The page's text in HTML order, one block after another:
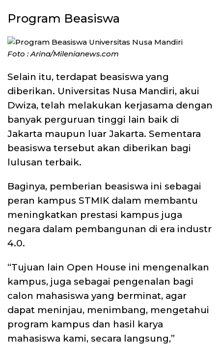
Program Beasiswa
Foto : Arina/Milenianews.com
Selain itu, terdapat beasiswa yang
diberikan. Universitas Nusa Mandiri, akui
Dwiza, telah melakukan kerjasama dengan
banyak perguruan tinggi lain baik di
Jakarta maupun luar Jakarta. Sementara
beasiswa tersebut akan diberikan bagi
lulusan terbaik.
Baginya, pemberian beasiswa ini sebagai
peran kampus STMIK dalam membantu
meningkatkan prestasi kampus juga
negara dalam pembangunan di era industr
4.0.
“Tujuan lain Open House ini mengenalkan
kampus, juga sebagai pengenalan bagi
calon mahasiswa yang berminat, agar
dapat meninjau, menimbang, mengetahui
program kampus dan hasil karya
mahasiswa kami, secara langsung,”